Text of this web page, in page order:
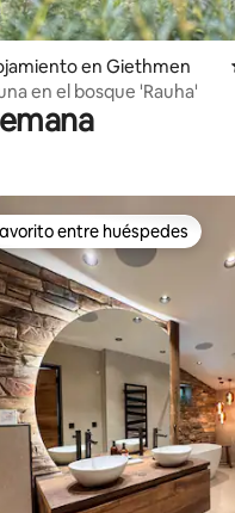
4,93 de 5. 94
en Giethmen
en el bosque 'Rauha'
promedio: 5 de 5. 9
entre huéspedes
entre huéspedes